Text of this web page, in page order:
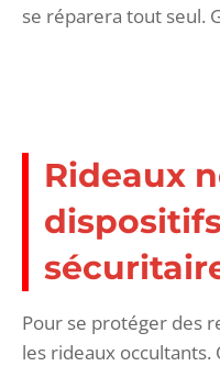
se réparera tout seul.
Rideaux
Pour se protéger des
les rideaux occultants.